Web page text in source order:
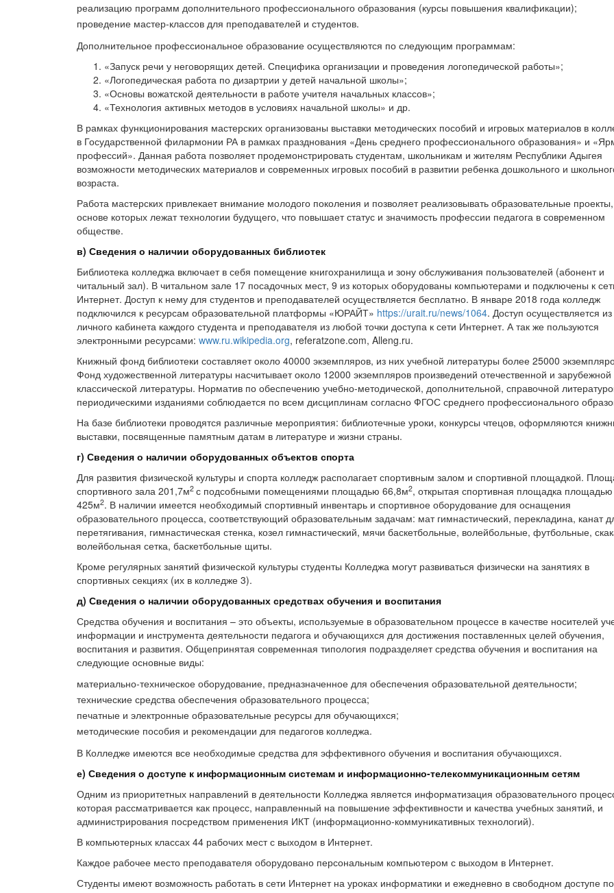
реализацию программ дополнительного профессионального образования (курсы повышения квалификации);
проведение мастер-классов для преподавателей и студентов.
Дополнительное профессиональное образование осуществляются по следующим программам:
«Запуск речи у неговорящих детей. Специфика организации и проведения логопедической работы»;
«Логопедическая работа по дизартрии у детей начальной школы»;
«Основы вожатской деятельности в работе учителя начальных классов»;
«Технология активных методов в условиях начальной школы» и др.
В рамках функционирования мастерских организованы выставки методических пособий и игровых материалов в
в Государственной филармонии РА в рамках празднования «День среднего профессионального образования» и
профессий». Данная работа позволяет продемонстрировать студентам, школьникам и жителям Республики Адыгея
возможности методических материалов и современных игровых пособий в развитии ребенка дошкольного и
возраста.
Работа мастерских привлекает внимание молодого поколения и позволяет реализовывать образовательные
основе которых лежат технологии будущего, что повышает статус и значимость профессии педагога в современном
обществе.
в) Сведения о наличии оборудованных библиотек
Библиотека колледжа включает в себя помещение книгохранилища и зону обслуживания пользователей (абонент и
читальный зал). В читальном зале 17 посадочных мест, 9 из которых оборудованы компьютерами и подключены к
Интернет. Доступ к нему для студентов и преподавателей осуществляется бесплатно. В январе 2018 года колледж
подключился к ресурсам образовательной платформы «ЮРАЙТ» https://urait.ru/news/1064. Доступ осуществляется из
личного кабинета каждого студента и преподавателя из любой точки доступа к сети Интернет. А так же пользуются
электронными ресурсами: www.ru.wikipedia.org, referatzone.com, Alleng.ru.
Книжный фонд библиотеки составляет около 40000 экземпляров, из них учебной литературы более 25000
Фонд художественной литературы насчитывает около 12000 экземпляров произведений отечественной и зарубежной
классической литературы. Норматив по обеспечению учебно-методической, дополнительной, справочной
периодическими изданиями соблюдается по всем дисциплинам согласно ФГОС среднего профессионального
На базе библиотеки проводятся различные мероприятия: библиотечные уроки, конкурсы чтецов, оформляются
выставки, посвященные памятным датам в литературе и жизни страны.
г) Сведения о наличии оборудованных объектов спорта
Для развития физической культуры и спорта колледж располагает спортивным залом и спортивной площадкой.
спортивного зала 201,7м2 с подсобными помещениями площадью 66,8м2, открытая спортивная площадка площадью
425м2. В наличии имеется необходимый спортивный инвентарь и спортивное оборудование для оснащения
образовательного процесса, соответствующий образовательным задачам: мат гимнастический, перекладина, канат
перетягивания, гимнастическая стенка, козел гимнастический, мячи баскетбольные, волейбольные, футбольные,
волейбольная сетка, баскетбольные щиты.
Кроме регулярных занятий физической культуры студенты Колледжа могут развиваться физически на занятиях в
спортивных секциях (их в колледже 3).
д) Сведения о наличии оборудованных средствах обучения и воспитания
Средства обучения и воспитания – это объекты, используемые в образовательном процессе в качестве носителей
информации и инструмента деятельности педагога и обучающихся для достижения поставленных целей обучения,
воспитания и развития. Общепринятая современная типология подразделяет средства обучения и воспитания на
следующие основные виды:
материально-техническое оборудование, предназначенное для обеспечения образовательной деятельности;
технические средства обеспечения образовательного процесса;
печатные и электронные образовательные ресурсы для обучающихся;
методические пособия и рекомендации для педагогов колледжа.
В Колледже имеются все необходимые средства для эффективного обучения и воспитания обучающихся.
е) Сведения о доступе к информационным системам и информационно-телекоммуникационным сетям
Одним из приоритетных направлений в деятельности Колледжа является информатизация образовательного
которая рассматривается как процесс, направленный на повышение эффективности и качества учебных занятий, и
администрирования посредством применения ИКТ (информационно-коммуникативных технологий).
В компьютерных классах 44 рабочих мест с выходом в Интернет.
Каждое рабочее место преподавателя оборудовано персональным компьютером с выходом в Интернет.
Студенты имеют возможность работать в сети Интернет на уроках информатики и ежедневно в свободном доступе